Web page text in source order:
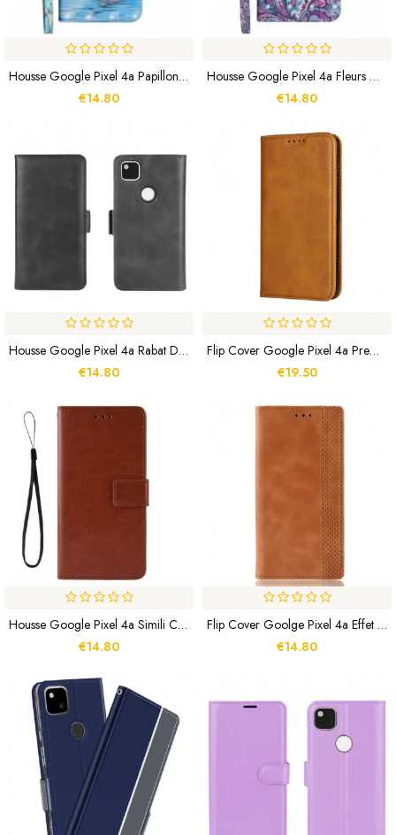
Housse Google Pixel 4a Papillons Bleus Volants
€14.80
Housse Google Pixel 4a Fleurs Motifs
€14.80
Housse Google Pixel 4a Rabat Double
€14.80
Flip Cover Google Pixel 4a Premium Simili Cuir Coutures
€19.50
Housse Google Pixel 4a Simili Cuir Flashy
€14.80
Flip Cover Goolge Pixel 4a Effet Cuir Vintage Stylisé
€14.80